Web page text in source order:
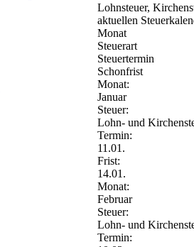
Lohnsteuer,
aktuellen
Monat
Steuerart
Steuertermin
Schonfrist
Monat:
Januar
Steuer:
Lohn- und
Termin:
11.01.
Frist:
14.01.
Monat:
Februar
Steuer:
Lohn- und
Termin: